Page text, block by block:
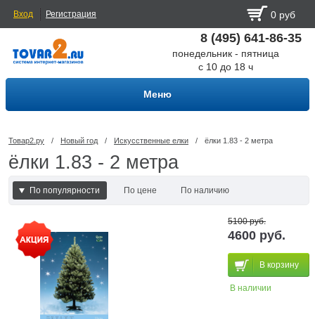
Вход Регистрация 0 руб
8 (495) 641-86-35
понедельник - пятница
с 10 до 18 ч
Меню
Товар2.ру / Новый год / Искусственные елки / ёлки 1.83 - 2 метра
ёлки 1.83 - 2 метра
По популярности По цене
По наличию
5100 руб.
4600 руб.
В корзину
В наличии